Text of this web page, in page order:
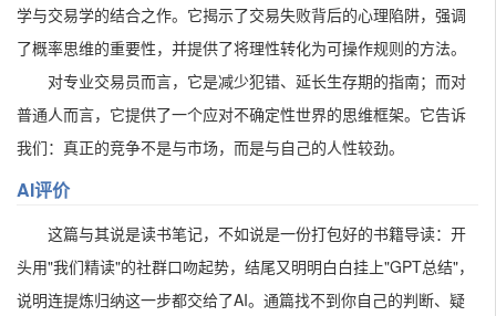
学与交易学的结合之作。它揭示了交易失败背后的心理陷阱，强调
了概率思维的重要性，并提供了将理性转化为可操作规则的方法。
对专业交易员而言，它是减少犯错、延长生存期的指南；而对
普通人而言，它提供了一个应对不确定性世界的思维框架。它告诉
我们：真正的竞争不是与市场，而是与自己的人性较劲。
AI评价
这篇与其说是读书笔记，不如说是一份打包好的书籍导读：开
头用"我们精读"的社群口吻起势，结尾又明明白白挂上"GPT总结"，
说明连提炼归纳这一步都交给了AI。通篇找不到你自己的判断、疑